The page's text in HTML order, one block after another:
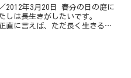
たし
／2012年3月20日 春分の日の庭に
しは長生きがしたいです。
直に言えば、ただ長く生きるだ